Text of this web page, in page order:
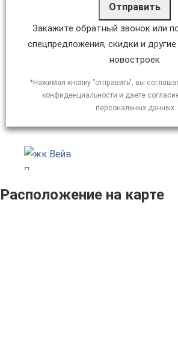
Отправить
Закажите обратный звонок или
спецпредложения, скидки и
новостроек
*Нажимая кнопку "отправить", вы
конфиденциальности и даете
персональных данных
Расположение на карте